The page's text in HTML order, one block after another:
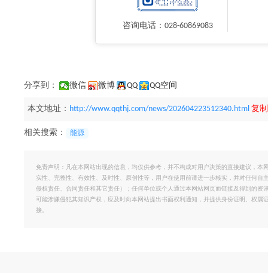
咨询电话：028-60869083
分享到： 微信 微博 QQ QQ空间
本文地址： http://www.qqthj.com/news/202604223512340.html 复
相关搜索： 能源
免责声明：凡在本网站出现的信息，均仅供参考，并不构成对用户决策的直接建议，
实性、完整性、有效性、及时性、原创性等，用户在使用前请进一步核实，并对任何
侵权责任、合同责任和其它责任）；任何单位或个人通过本网站网页而链接及得到的
可能涉嫌侵犯其知识产权，应及时向本网站提出书面权利通知，并提供身份证明、权
接。